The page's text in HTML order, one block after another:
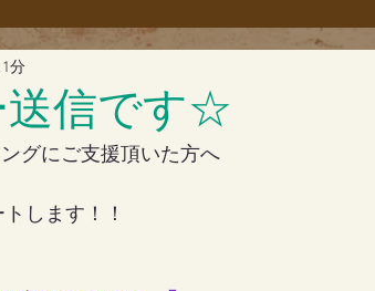
ターン
ツブツ言ってるだけ イベント
送信です☆
分
グにご支援頂いた方へ
します！！